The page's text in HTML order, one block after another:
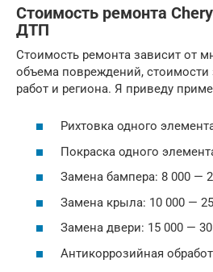
Стоимость ремонта
ДТП
Стоимость ремонта зависит от
объема повреждений, стоимости
работ и региона. Я приведу
Рихтовка одного
Покраска одного
Замена бампера: 8 000 —
Замена крыла: 10 000 —
Замена двери: 15 000 — 30
Антикоррозийная